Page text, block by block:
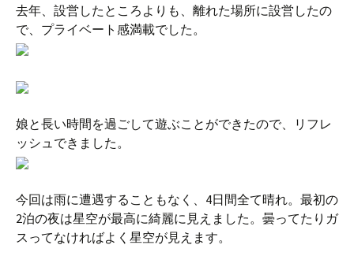
去年、設営したところよりも、離れた場所に設営したの
で、プライベート感満載でした。
娘と長い時間を過ごして遊ぶことができたので、リフレ
ッシュできました。
今回は雨に遭遇することもなく、4日間全て晴れ。最初の
2泊の夜は星空が最高に綺麗に見えました。曇ってたりガ
スってなければよく星空が見えます。